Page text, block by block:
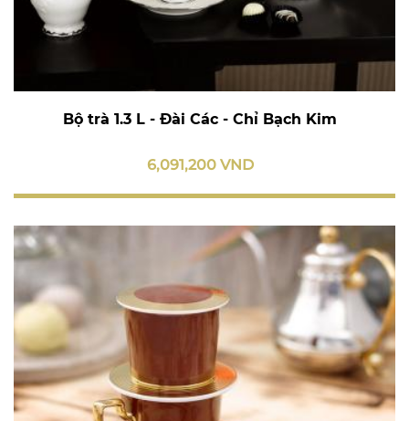
Bộ trà 1.3 L - Đài Các - Chỉ Bạch Kim
6,091,200 VND